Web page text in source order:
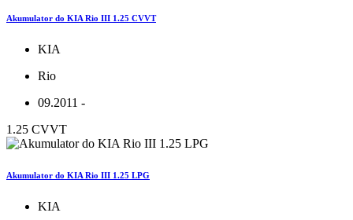
Akumulator do KIA Rio III 1.25 CVVT
KIA
Rio
09.2011 -
1.25 CVVT
Akumulator do KIA Rio III 1.25 LPG
KIA